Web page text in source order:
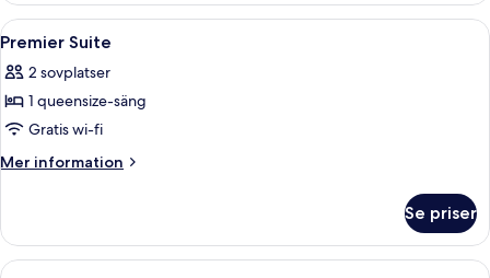
Öppna
alla
foton
för
Premier
Suite
Värdeförvaringsskåp på rummet,
3
Premier Suite
2 sovplatser
1 queensize-säng
Gratis wi-fi
Mer information
Mer
Suite
Se priser